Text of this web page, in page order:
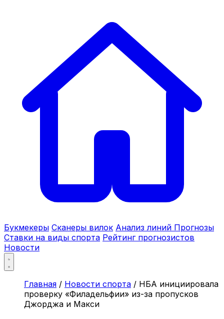
Букмекеры Сканеры вилок Анализ линий Прогнозы
Ставки на виды спорта Рейтинг прогнозистов
Новости
Главная / Новости спорта / НБА инициировала
проверку «Филадельфии» из-за пропусков
Джорджа и Макси